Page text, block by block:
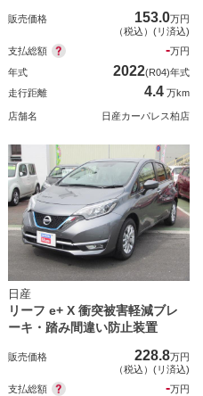
販売価格 153.0万円
（税込）(リ済込)
支払総額
-万円
年式
2022(R04)年式
走行距離
4.4 万km
店舗名 日産カーパレス柏店
日産
リーフ e+ X 衝突被害軽減ブレ
ーキ・踏み間違い防止装置
販売価格 228.8万円
（税込）(リ済込)
支払総額
-万円